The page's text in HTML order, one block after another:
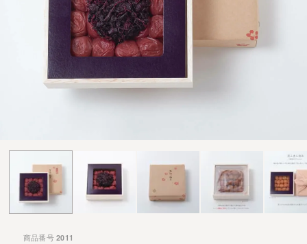
商品番号 2011